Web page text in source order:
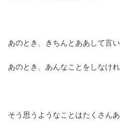
あのとき、きちんとああして言
あのとき、あんなことをしなけれ
そう思うようなことはたくさんあ